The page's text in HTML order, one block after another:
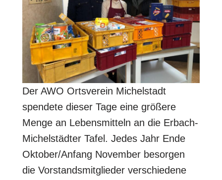
Der AWO Ortsverein Michelstadt
spendete dieser Tage eine größere
Menge an Lebensmitteln an die Erbach-
Michelstädter Tafel. Jedes Jahr Ende
Oktober/Anfang November besorgen
die Vorstandsmitglieder verschiedene